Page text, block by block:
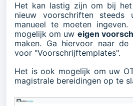
Het kan lastig zijn om bij het
nieuw voorschriften steeds
manueel te moeten
mogelijk om uw eigen
maken. Ga hiervoor naar de
voor "Voorschrijftemplates".
Het is ook mogelijk om uw
magistrale bereidingen op te